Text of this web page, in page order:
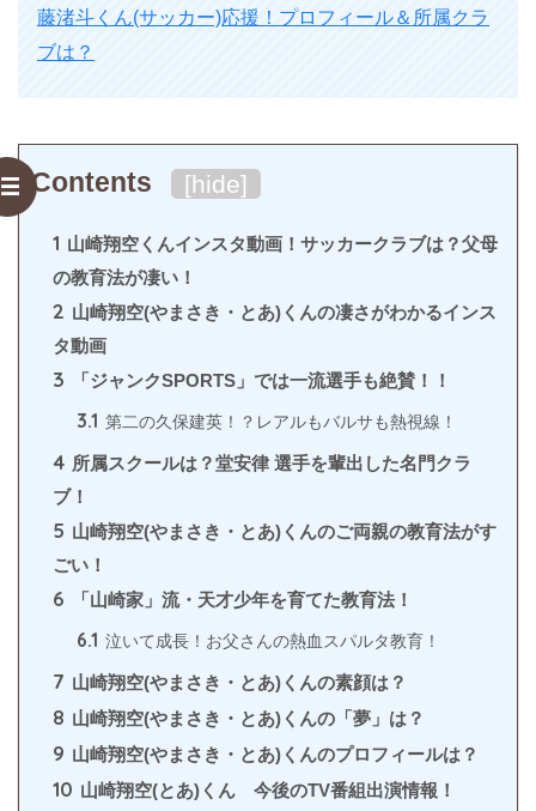
藤渚斗くん(サッカー)応援！プロフィール＆所属クラ
ブは？
Contents [hide]
1 山崎翔空くんインスタ動画！サッカークラブは？父母
の教育法が凄い！
2 山崎翔空(やまさき・とあ)くんの凄さがわかるインス
タ動画
3 「ジャンクSPORTS」では一流選手も絶賛！！
3.1 第二の久保建英！？レアルもバルサも熱視線！
4 所属スクールは？堂安律 選手を輩出した名門クラ
ブ！
5 山崎翔空(やまさき・とあ)くんのご両親の教育法がす
ごい！
6 「山崎家」流・天才少年を育てた教育法！
6.1 泣いて成長！お父さんの熱血スパルタ教育！
7 山崎翔空(やまさき・とあ)くんの素顔は？
8 山崎翔空(やまさき・とあ)くんの「夢」は？
9 山崎翔空(やまさき・とあ)くんのプロフィールは？
10 山崎翔空(とあ)くん 今後のTV番組出演情報！